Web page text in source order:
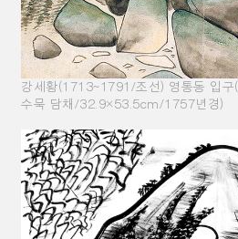
강세황(1713~1791/조선) 영통동 입구(
수묵 담채/32.9×53.5cm/1757년경)